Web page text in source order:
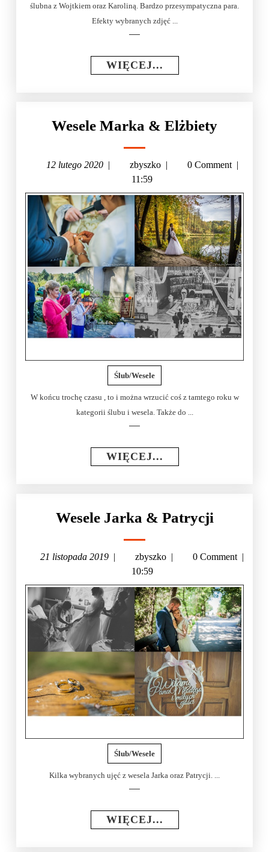
ślubna z Wojtkiem oraz Karoliną. Bardzo przesympatyczna para.
Efekty wybranych zdjęć ...
WIĘCEJ...
Wesele Marka & Elżbiety
12 lutego 2020 | zbyszko | 0 Comment |
11:59
Ślub/Wesele
W końcu trochę czasu , to i można wrzucić coś z tamtego roku w
kategorii ślubu i wesela. Także do ...
WIĘCEJ...
Wesele Jarka & Patrycji
21 listopada 2019 | zbyszko | 0 Comment |
10:59
Ślub/Wesele
Kilka wybranych ujęć z wesela Jarka oraz Patrycji. ...
WIĘCEJ...